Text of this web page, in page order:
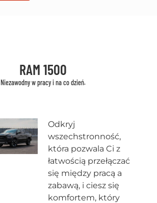
RAM 1500
Niezawodny w pracy i na co dzień.
Odkryj
wszechstronność,
która pozwala Ci z
łatwością przełączać
się między pracą a
zabawą, i ciesz się
komfortem, który